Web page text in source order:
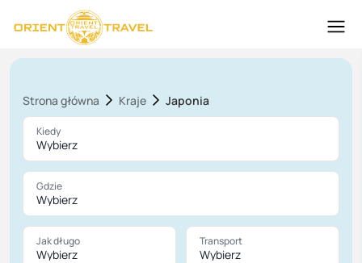
Strona główna Kraje Japonia
Kiedy
Wybierz
Gdzie
Wybierz
Jak długo
Wybierz
Transport
Wybierz